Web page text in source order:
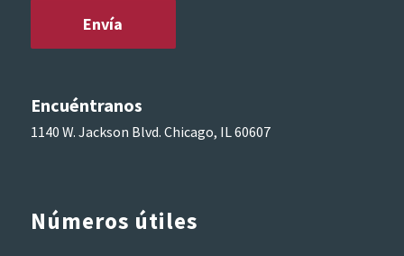
Encuéntranos
1140 W. Jackson Blvd. Chicago, IL 60607
Números útiles